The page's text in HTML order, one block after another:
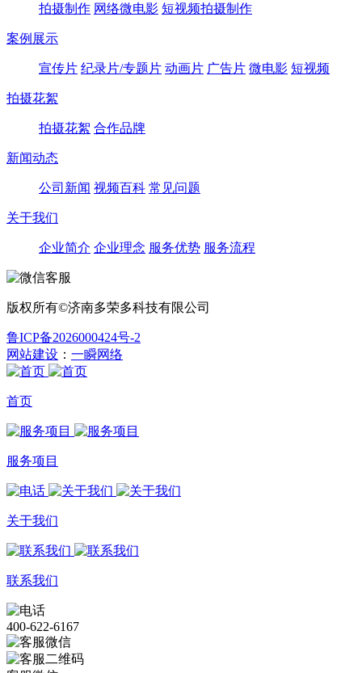
拍摄制作 网络微电影 短视频拍摄制作
案例展示
宣传片 纪录片/专题片 动画片 广告片 微电影 短视频
拍摄花絮
拍摄花絮 合作品牌
新闻动态
公司新闻 视频百科 常见问题
关于我们
企业简介 企业理念 服务优势 服务流程
版权所有©济南多荣多科技有限公司
鲁ICP备2026000424号-2
网站建设 ： 一瞬网络
首页
服务项目
关于我们
联系我们
400-622-6167